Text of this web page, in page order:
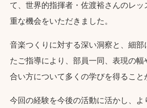
て、世界的指揮者・佐渡裕さんのレッ
重な機会をいただきました。
音楽つくりに対する深い洞察と、細部
たご指導により、部員一同、表現の幅
合い方について多くの学びを得ること
今回の経験を今後の活動に活かし、よ